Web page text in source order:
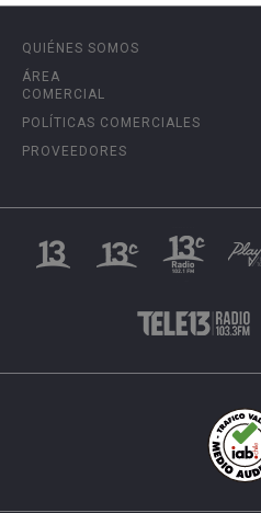
QUIÉNES SOMOS
ÁREA
COMERCIAL
POLÍTICAS COMERCIALES
PROVEEDORES